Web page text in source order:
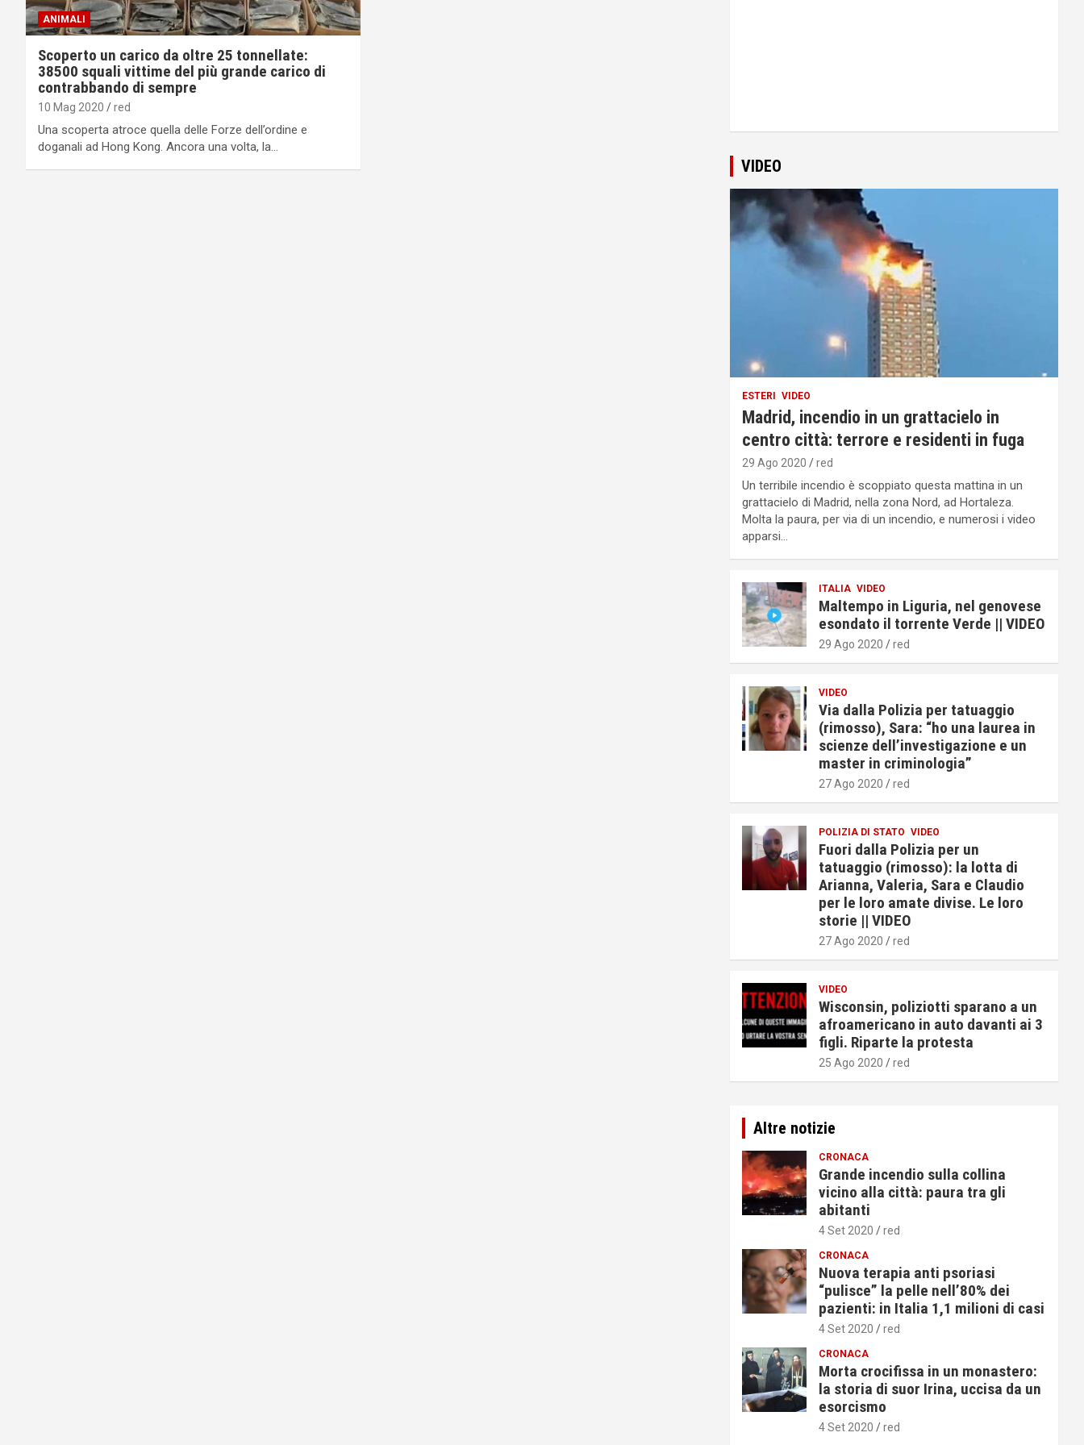
ANIMALI
Scoperto un carico da oltre 25 tonnellate:
38500 squali vittime del più grande carico di
contrabbando di sempre
10 Mag 2020 red
Una scoperta atroce quella delle Forze dell’ordine e
doganali ad Hong Kong. Ancora una volta, la…
VIDEO
ESTERI VIDEO
Madrid, incendio in un grattacielo in
centro città: terrore e residenti in fuga
29 Ago 2020 red
Un terribile incendio è scoppiato questa mattina in un
grattacielo di Madrid, nella zona Nord, ad Hortaleza.
Molta la paura, per via di un incendio, e numerosi i video
apparsi…
ITALIA VIDEO
Maltempo in Liguria, nel genovese
esondato il torrente Verde || VIDEO
29 Ago 2020 red
VIDEO
Via dalla Polizia per tatuaggio
(rimosso), Sara: “ho una laurea in
scienze dell’investigazione e un
master in criminologia”
27 Ago 2020 red
POLIZIA DI STATO VIDEO
Fuori dalla Polizia per un
tatuaggio (rimosso): la lotta di
Arianna, Valeria, Sara e Claudio
per le loro amate divise. Le loro
storie || VIDEO
27 Ago 2020 red
VIDEO
Wisconsin, poliziotti sparano a un
afroamericano in auto davanti ai 3
figli. Riparte la protesta
25 Ago 2020 red
Altre notizie
CRONACA
Grande incendio sulla collina
vicino alla città: paura tra gli
abitanti
4 Set 2020 red
CRONACA
Nuova terapia anti psoriasi
“pulisce” la pelle nell’80% dei
pazienti: in Italia 1,1 milioni di casi
4 Set 2020 red
CRONACA
Morta crocifissa in un monastero:
la storia di suor Irina, uccisa da un
esorcismo
4 Set 2020 red